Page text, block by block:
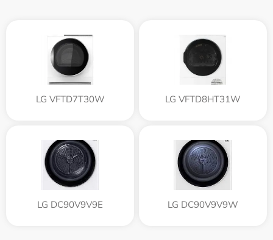
LG VFTD7T30W LG VFTD8HT31W
LG DC90V9V9E LG DC90V9V9W